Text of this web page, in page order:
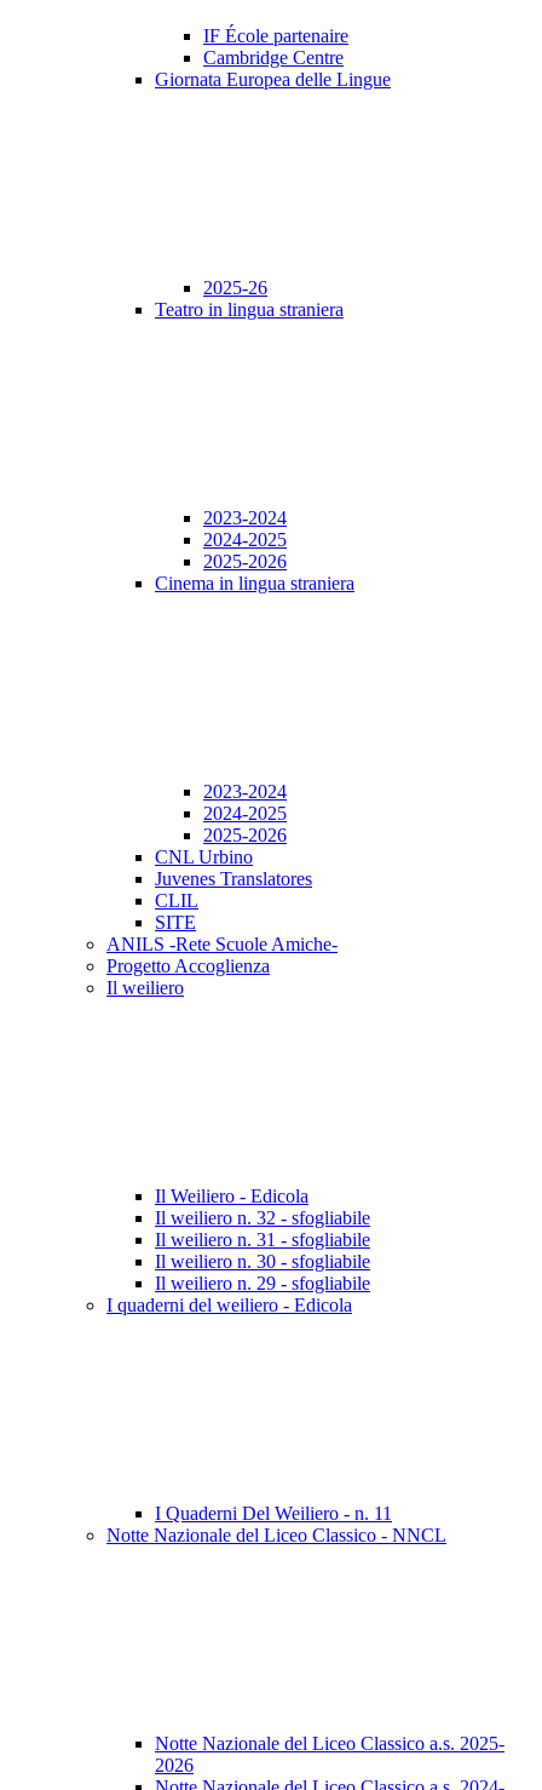
IF École partenaire
Cambridge Centre
Giornata Europea delle Lingue
2025-26
Teatro in lingua straniera
2023-2024
2024-2025
2025-2026
Cinema in lingua straniera
2023-2024
2024-2025
2025-2026
CNL Urbino
Juvenes Translatores
CLIL
SITE
ANILS -Rete Scuole Amiche-
Progetto Accoglienza
Il weiliero
Il Weiliero - Edicola
Il weiliero n. 32 - sfogliabile
Il weiliero n. 31 - sfogliabile
Il weiliero n. 30 - sfogliabile
Il weiliero n. 29 - sfogliabile
I quaderni del weiliero - Edicola
I Quaderni Del Weiliero - n. 11
Notte Nazionale del Liceo Classico - NNCL
Notte Nazionale del Liceo Classico a.s. 2025-
2026